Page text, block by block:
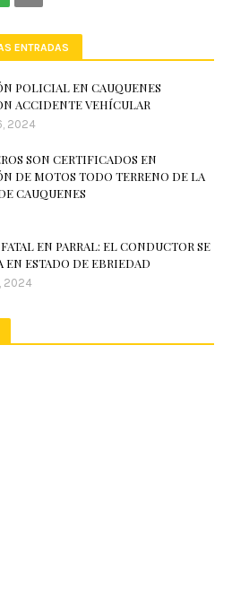
ENTRADAS
POLICIAL EN CAUQUENES
ACCIDENTE VEHÍCULAR
2024
SON CERTIFICADOS EN
DE MOTOS TODO TERRENO DE LA
CAUQUENES
EN PARRAL: EL CONDUCTOR SE
ESTADO DE EBRIEDAD
2024